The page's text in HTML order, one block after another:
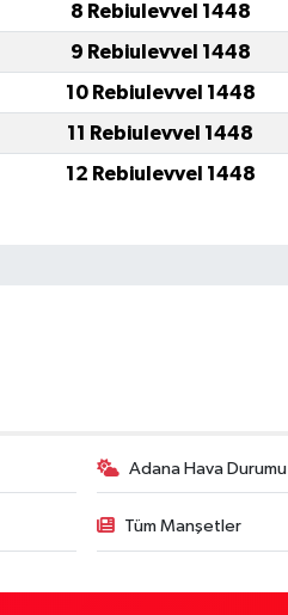
8 Rebiulevvel 1448
9 Rebiulevvel 1448
10 Rebiulevvel 1448
11 Rebiulevvel 1448
12 Rebiulevvel 1448
Adana Hava Durumu
Tüm Manşetler